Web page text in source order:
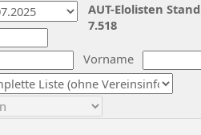
Vorname
AUT-Elolisten
7.518